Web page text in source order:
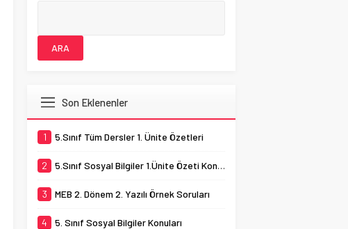
Son Eklenenler
1 5.Sınıf Tüm Dersler 1. Ünite Özetleri
2 5.Sınıf Sosyal Bilgiler 1.Ünite Özeti Konu Testi
3 MEB 2. Dönem 2. Yazılı Örnek Soruları
4 5. Sınıf Sosyal Bilgiler Konuları